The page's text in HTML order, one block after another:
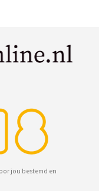
jou bestemd en